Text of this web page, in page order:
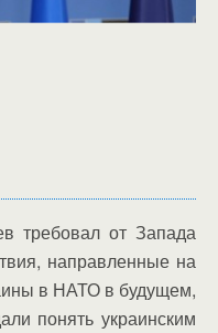
требовал от Запада
направленные на
в НАТО в будущем,
понять украинским